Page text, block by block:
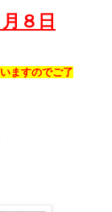
８ 日
ますのでご了